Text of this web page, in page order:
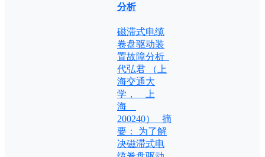
分析
磁滞式电缆
卷盘驱动装
置故障分析
代弘君 （上
海交通大
学， 上
海
200240） 摘
要： 为了解
决磁滞式电